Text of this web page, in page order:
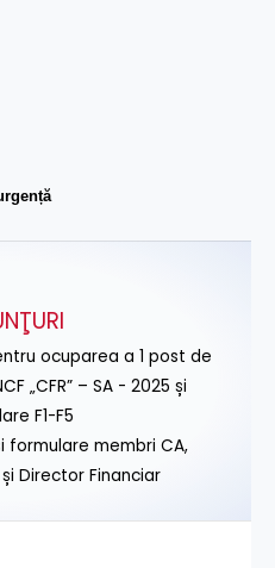
ocuparea a 1 post de
„CFR” – SA - 2025 și
F1-F5
formulare membri CA,
Director Financiar